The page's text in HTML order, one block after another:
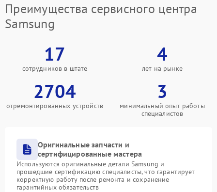
Преимущества сервисного центра
Samsung
17
сотрудников в штате
4
лет на рынке
2704
отремонтированных устройств
3
минимальный опыт работы
специалистов
Оригинальные запчасти и
сертифицированные мастера
Используются оригинальные детали Samsung и
прошедшие сертификацию специалисты, что гарантирует
корректную работу после ремонта и сохранение
гарантийных обязательств